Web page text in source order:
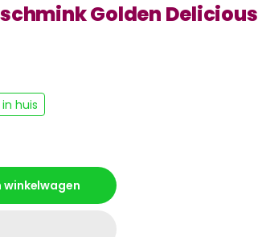
Golden Delicious
huis
winkelwagen